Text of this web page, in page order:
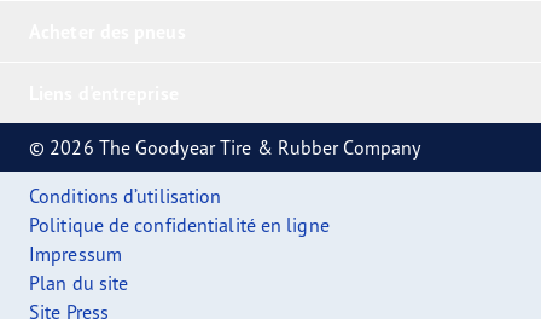
© 2026 The Goodyear Tire & Rubber Company
Conditions d’utilisation
Politique de confidentialité en ligne
Impressum
Plan du site
Site Press